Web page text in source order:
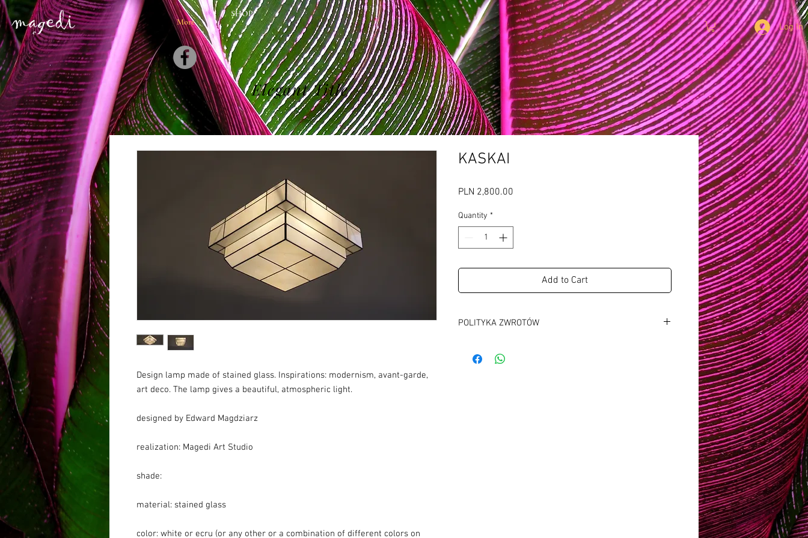
More
SHOP
Log In
Elegant Title
Design lamp made of stained glass. Inspirations: modernism, avant-garde,
art deco. The lamp gives a beautiful, atmospheric light.
designed by Edward Magdziarz
realization: Magedi Art Studio
shade:
material: stained glass
color: white or ecru (or any other or a combination of different colors on
KASKAI
PLN 2,800.00
Quantity *
Add to Cart
POLITYKA ZWROTÓW
Koszt zwrotu: na własny koszt.